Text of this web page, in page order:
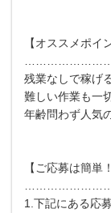
【オススメポイ
残業なしで稼げ
難しい作業も一
年齢問わず人気
【ご応募は簡単
1.下記にある応